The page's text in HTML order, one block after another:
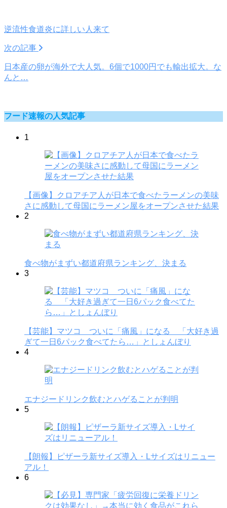
逆流性食道炎に詳しい人来て
次の記事
日本産の卵が海外で大人気。6個で1000円でも輸出拡大。な
んと…
フード速報の人気記事
1
【画像】クロアチア人が日本で食べたラーメンの美味
さに感動して母国にラーメン屋をオープンさせた結果
2
食べ物がまずい都道府県ランキング、決まる
3
【芸能】マツコ ついに「痛風」になる 「大好き過
ぎて一日6パック食べてたら…」としょんぼり
4
エナジードリンク飲むとハゲることが判明
5
【朗報】ピザーラ新サイズ導入・Lサイズはリニュー
アル！
6